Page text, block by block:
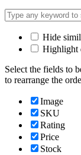
Hide
Highlight
Select the fields to
to rearrange the
Image
SKU
Rating
Price
Stock